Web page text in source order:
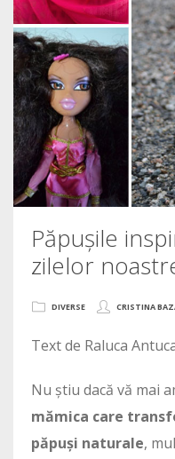
Păpușile
zilelor
DIVERSE CRISTINA
Text de Raluca
Nu știu dacă vă mai
mămica care
păpuși naturale,